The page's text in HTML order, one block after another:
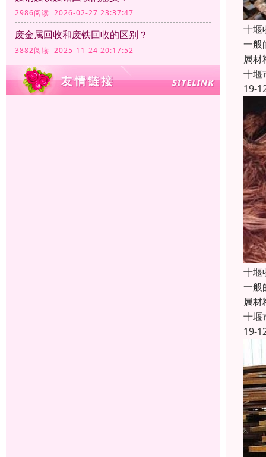
2986阅读 2026-02-27 23:37:47
废金属回收和废铁回收的区别？
3882阅读 2025-11-24 20:17:52
十堰
一般
属
十堰
19-
十堰
一般
属
十堰
19-